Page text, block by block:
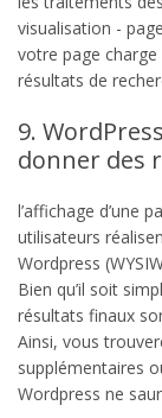
visualisation -
votre page
résultats de
9.
donner des
l’affichage d’une
utilisateurs
Wordpress
Bien qu’il soit
résultats finaux
Ainsi, vous
supplémentaires
Wordpress ne